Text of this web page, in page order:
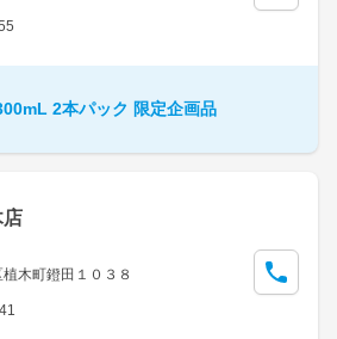
2本パック 限定企画品
店
木町鐙田１０３８